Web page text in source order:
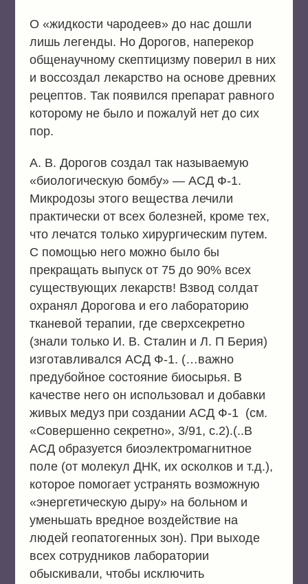
О «жидкости чародеев» до нас дошли
лишь легенды. Но Дорогов, наперекор
общенаучному скептицизму поверил в них
и воссоздал лекарство на основе древних
рецептов. Так появился препарат равного
которому не было и пожалуй нет до сих
пор.
А. В. Дорогов создал так называемую
«биологическую бомбу» — АСД Ф-1.
Микродозы этого вещества лечили
практически от всех болезней, кроме тех,
что лечатся только хирургическим путем.
С помощью него можно было бы
прекращать выпуск от 75 до 90% всех
существующих лекарств! Взвод солдат
охранял Дорогова и его лабораторию
тканевой терапии, где сверхсекретно
(знали только И. В. Сталин и Л. П Берия)
изготавливался АСД Ф-1. (…важно
предубойное состояние биосырья. В
качестве него он использовал и добавки
живых медуз при создании АСД Ф-1 (см.
«Совершенно секретно», 3/91, с.2).(..В
АСД образуется биоэлектромагнитное
поле (от молекул ДНК, их осколков и т.д.),
которое помогает устранять возможную
«энергетическую дыру» на больном и
уменьшать вредное воздействие на
людей геопатогенных зон). При выходе
всех сотрудников лаборатории
обыскивали, чтобы исключить